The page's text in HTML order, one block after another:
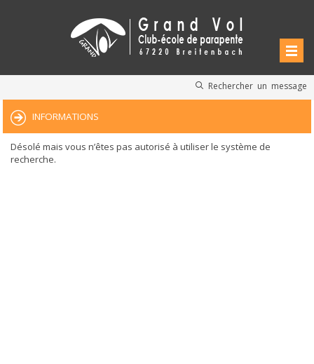
Rechercher un message
INFORMATIONS
Désolé mais vous n’êtes pas autorisé à utiliser le système de
recherche.